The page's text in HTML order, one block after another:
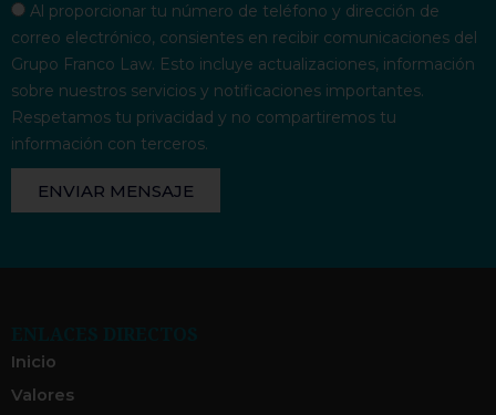
Al proporcionar tu número de teléfono y dirección de
correo electrónico, consientes en recibir comunicaciones del
Grupo Franco Law. Esto incluye actualizaciones, información
sobre nuestros servicios y notificaciones importantes.
Respetamos tu privacidad y no compartiremos tu
información con terceros.
ENVIAR MENSAJE
Inicio
Valores